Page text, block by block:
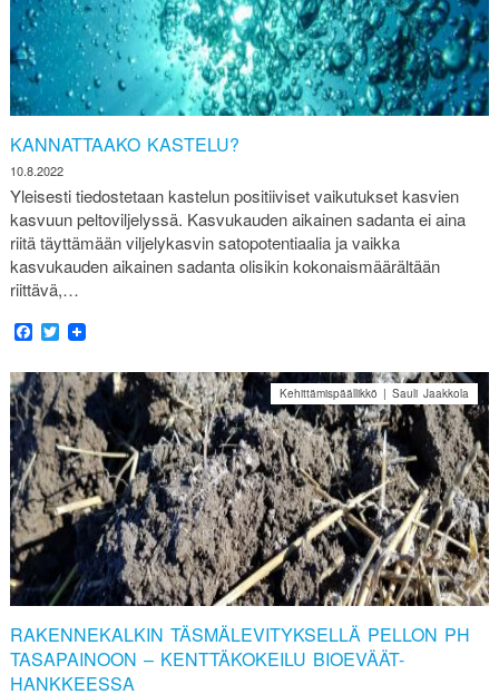
KANNATTAAKO KASTELU?
10.8.2022
Yleisesti tiedostetaan kastelun positiiviset vaikutukset kasvien
kasvuun peltoviljelyssä. Kasvukauden aikainen sadanta ei aina
riitä täyttämään viljelykasvin satopotentiaalia ja vaikka
kasvukauden aikainen sadanta olisikin kokonaismäärältään
riittävä,…
Facebook
Twitter
RAKENNEKALKIN TÄSMÄLEVITYKSELLÄ PELLON PH
TASAPAINOON – KENTTÄKOKEILU BIOEVÄÄT-
HANKKEESSA
Kehittämispäällikkö | Sauli Jaakkola